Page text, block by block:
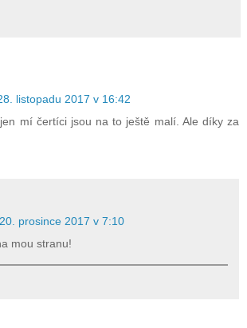
listopadu 2017 v 16:42
mí čertíci jsou na to ještě malí. Ale díky za
20. prosince 2017 v 7:10
mou stranu!